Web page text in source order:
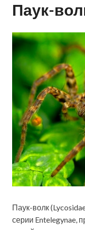
Паук-
Паук-волк
серии Entelegynae,